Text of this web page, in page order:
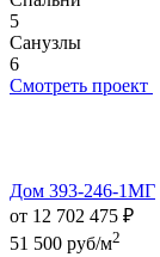
5
Санузлы
6
Смотреть проект
Дом 393-246-1МГ
от 12 702 475 ₽
51 500 руб/м2